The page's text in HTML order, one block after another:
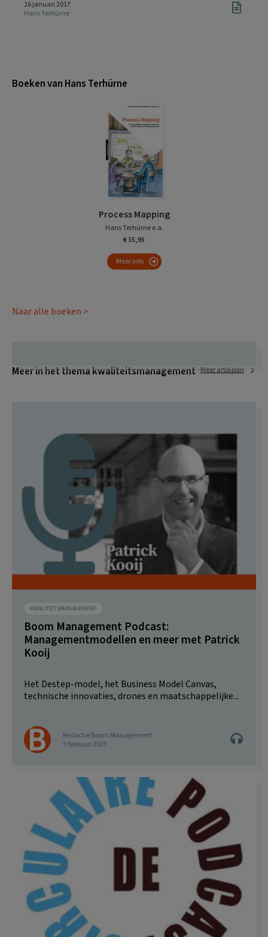
16 januari 2017
Hans Terhürne
Boeken van Hans Terhürne
Process Mapping
Hans Terhürne e.a.
€ 35,95
Meer info
Naar alle boeken >
Meer in het thema kwaliteitsmanagement Meer artikelen
KWALITEITSMANAGEMENT
Boom Management Podcast:
Managementmodellen en meer met Patrick
Kooij
Het Destep-model, het Business Model Canvas,
technische innovaties, drones en maatschappelijke...
Redactie Boom Management
3 februari 2023